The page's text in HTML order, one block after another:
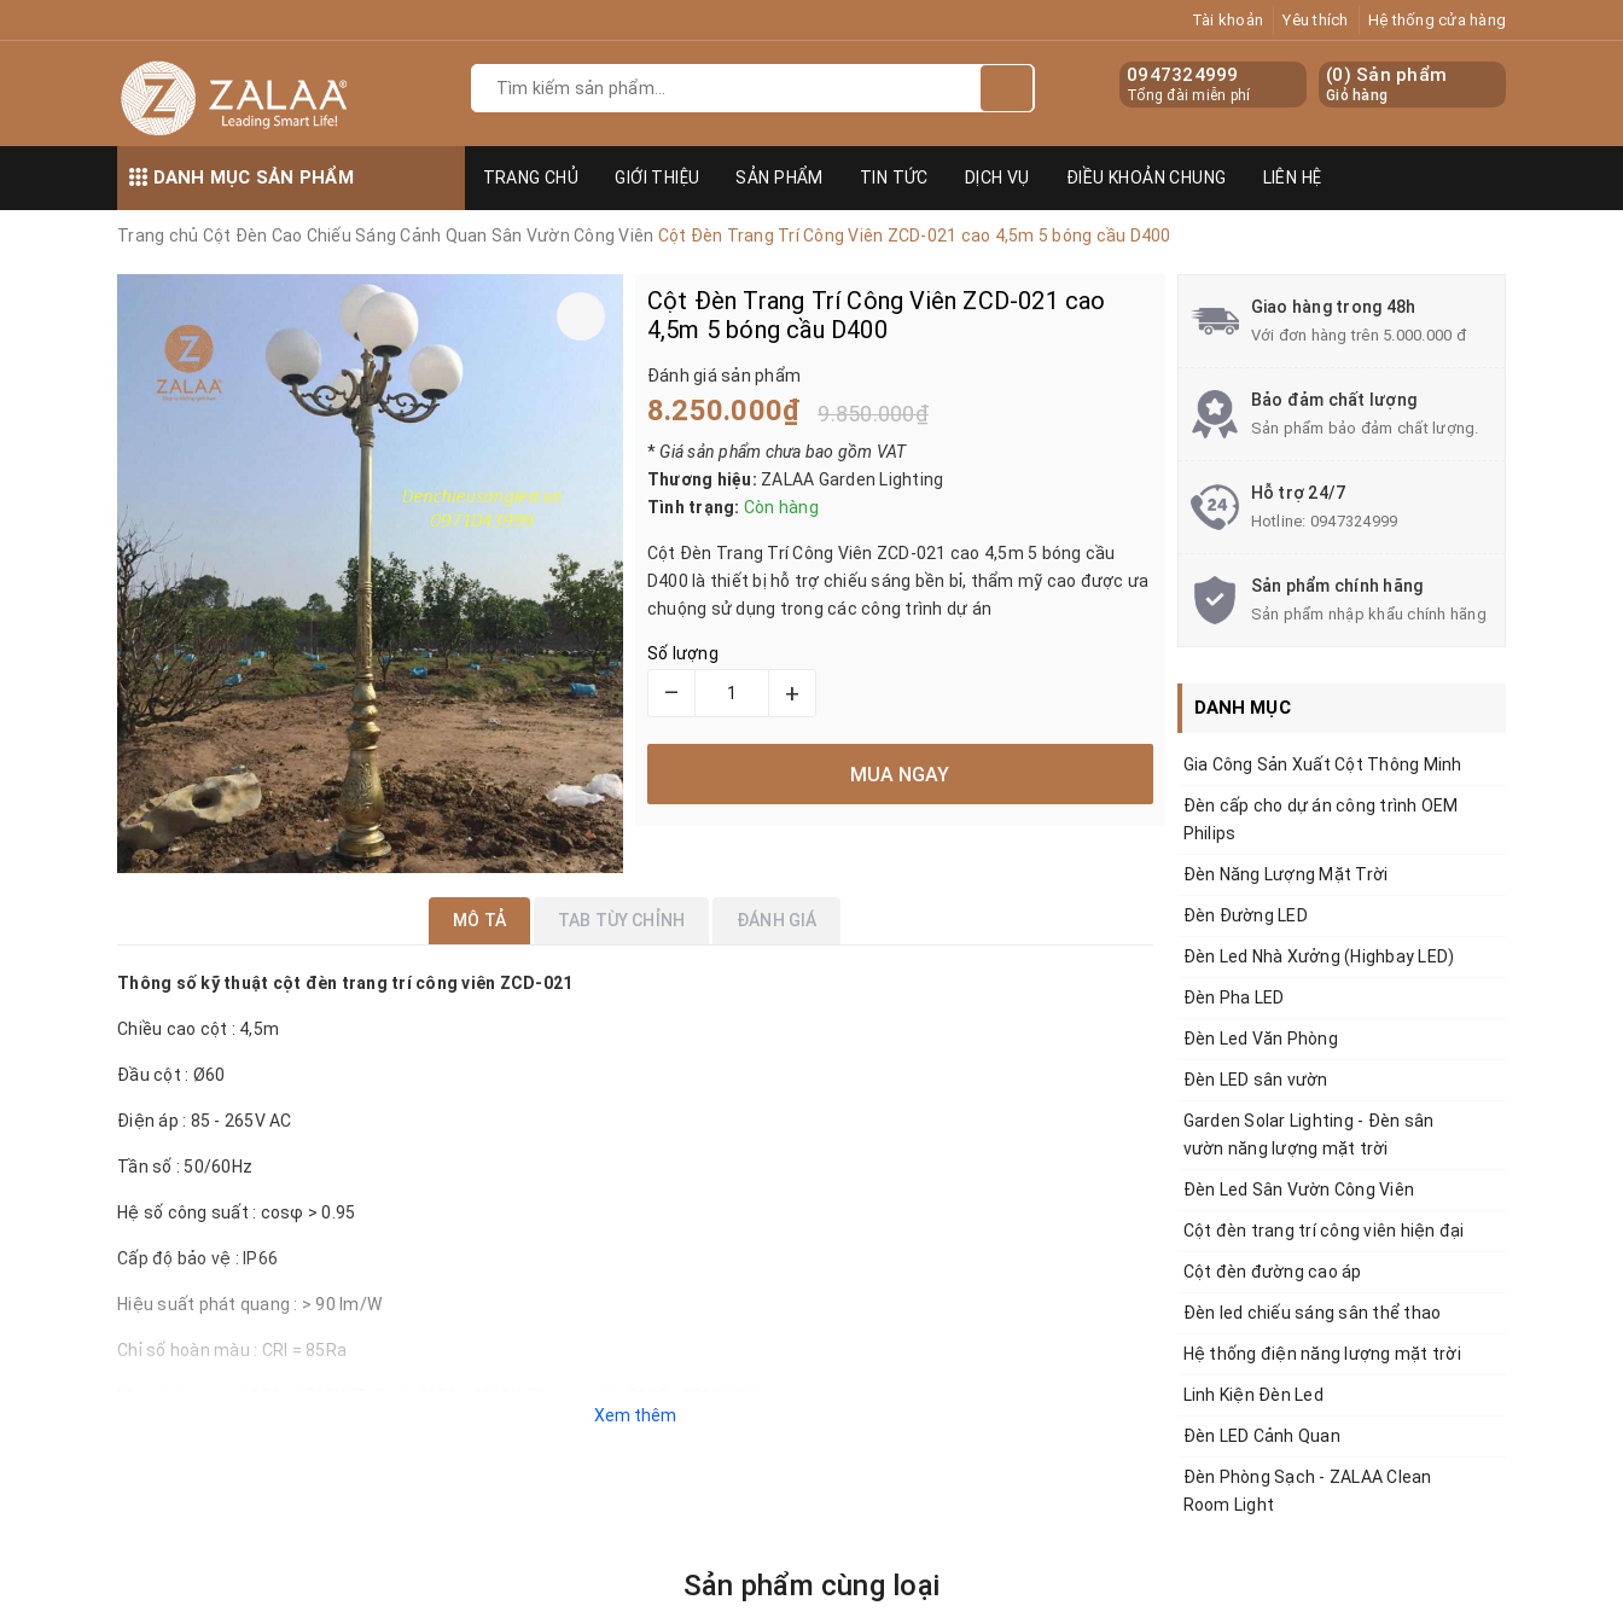
Tài khoản Yêu thích Hệ thống cửa hàng
(0) Sản phẩm
Giỏ hàng
0947324999
Tổng đài miễn phí
DANH MỤC SẢN PHẨM TRANG CHỦ GIỚI THIỆU SẢN PHẨM TIN TỨC DỊCH VỤ ĐIỀU KHOẢN CHUNG LIÊN HỆ
Trang chủ Cột Đèn Cao Chiếu Sáng Cảnh Quan Sân Vườn Công Viên Cột Đèn Trang Trí Công Viên ZCD-021 cao 4,5m 5 bóng cầu D400
Cột Đèn Trang Trí Công Viên ZCD-021 cao
4,5m 5 bóng cầu D400
Đánh giá sản phẩm
8.250.000₫ 9.850.000₫
*Giá sản phẩm chưa bao gồm VAT
Thương hiệu: ZALAA Garden Lighting
Tình trạng: Còn hàng
Cột Đèn Trang Trí Công Viên ZCD-021 cao 4,5m 5 bóng cầu
D400 là thiết bị hỗ trợ chiếu sáng bền bỉ, thẩm mỹ cao được ưa
chuộng sử dụng trong các công trình dự án
Số lượng
– +
MUA NGAY
MÔ TẢ TAB TÙY CHỈNH ĐÁNH GIÁ
Thông số kỹ thuật cột đèn trang trí công viên ZCD-021
Chiều cao cột : 4,5m
Đầu cột : Ø60
Điện áp : 85 - 265V AC
Tần số : 50/60Hz
Hệ số công suất : cosφ > 0.95
Cấp độ bảo vệ : IP66
Hiệu suất phát quang : > 90 lm/W
Chỉ số hoàn màu : CRI = 85Ra
Xem thêm
Giao hàng trong 48h
Với đơn hàng trên 5.000.000 đ
Bảo đảm chất lượng
Sản phẩm bảo đảm chất lượng.
Hỗ trợ 24/7
Hotline: 0947324999
Sản phẩm chính hãng
Sản phẩm nhập khẩu chính hãng
DANH MỤC
Gia Công Sản Xuất Cột Thông Minh
Đèn cấp cho dự án công trình OEM
Philips
Đèn Năng Lượng Mặt Trời
Đèn Đường LED
Đèn Led Nhà Xưởng (Highbay LED)
Đèn Pha LED
Đèn Led Văn Phòng
Đèn LED sân vườn
Garden Solar Lighting - Đèn sân
vườn năng lượng mặt trời
Đèn Led Sân Vườn Công Viên
Cột đèn trang trí công viên hiện đại
Cột đèn đường cao áp
Đèn led chiếu sáng sân thể thao
Hệ thống điện năng lượng mặt trời
Linh Kiện Đèn Led
Đèn LED Cảnh Quan
Đèn Phòng Sạch - ZALAA Clean
Room Light
Sản phẩm cùng loại